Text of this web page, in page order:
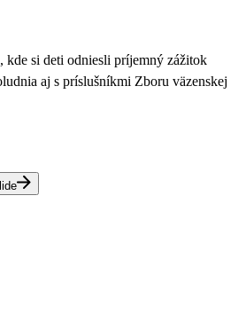
si deti odniesli príjemný zážitok
aj s príslušníkmi Zboru väzenskej